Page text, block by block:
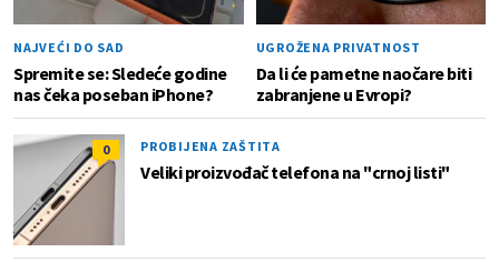
NAJVEĆI DO SAD
Spremite se: Sledeće godine
nas čeka poseban iPhone?
UGROŽENA PRIVATNOST
Da li će pametne naočare biti
zabranjene u Evropi?
0 PROBIJENA ZAŠTITA
Veliki proizvođač telefona na "crnoj listi"